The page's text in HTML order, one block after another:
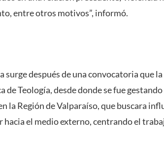
entre otros motivos”, informó.
surge después de una convocatoria que
de Teología, desde donde se fue
la Región de Valparaíso, que buscara
el medio externo, centrando el